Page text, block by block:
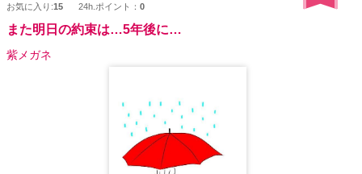
お気に入り:15 24h.ポイント： 0
また明日の約束は…5年後に…
紫メガネ